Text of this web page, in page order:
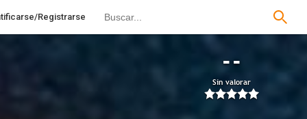
Registrarse
--
Sin valorar